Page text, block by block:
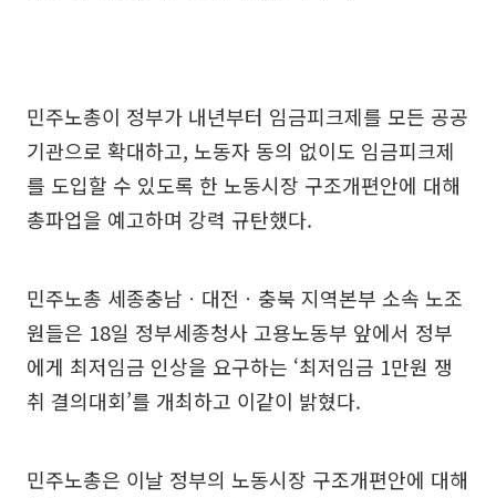
민주노총이 정부가 내년부터 임금피크제를 모든 공공
기관으로 확대하고, 노동자 동의 없이도 임금피크제
를 도입할 수 있도록 한 노동시장 구조개편안에 대해
총파업을 예고하며 강력 규탄했다.
민주노총 세종충남ㆍ대전ㆍ충북 지역본부 소속 노조
원들은 18일 정부세종청사 고용노동부 앞에서 정부
에게 최저임금 인상을 요구하는 ‘최저임금 1만원 쟁
취 결의대회’를 개최하고 이같이 밝혔다.
민주노총은 이날 정부의 노동시장 구조개편안에 대해